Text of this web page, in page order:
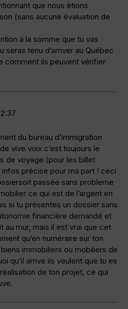
que nous étions
(sans aucune évaluation de
à la somme que tu vas
seras tenu d’arriver au Québec
comment ils peuvent vérifier
du bureau d’immigration
vive voix c’est toujours le
de voyage (pour les billet
précise pour ma part ! ceci
passée sans probleme
ce qui est de l’argent en
si tu présentes un dossier sans
financière demandé et
au mur, mais il est vrai que cet
qu’en numéraire sur ton
immobiliers ou mobiliers de
qu’il arrive ils veulent que tu es
de ton projet, ce qui